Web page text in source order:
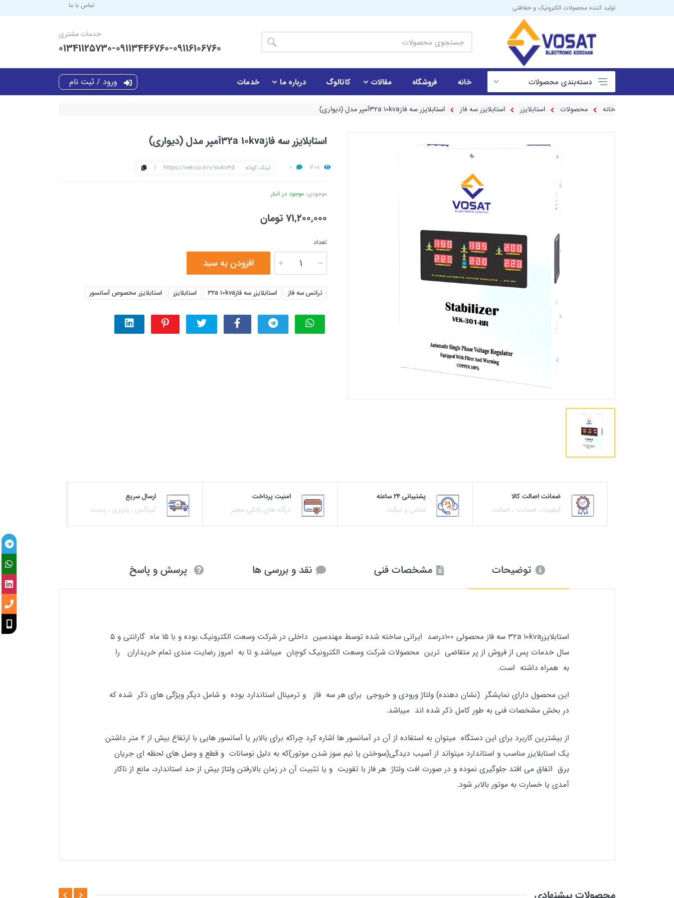
تولید کننده محصولات الکترونیک و حفاظتی تماس با ما
خدمات مشتری
01341125730-09113446760-09116106760
ای تی اس
دسته‌بندی‌ محصولات خانه فروشگاه مقالات کاتالوگ درباره ما خدمات ورود / ثبت نام
خانه محصولات استابلایزر استابلایزر سه فاز استابلایزر سه فاز32a 10kvaآمپر مدل (دیواری)
استابلایزر سه فاز32a 10kvaآمپر مدل (دیواری)
1208
0 لینک کوتاه https://vek-co.ir/v/s10kv3d
|
موجودی: موجود در انبار
71,200,000 تومان
تعداد
افزودن به سبد
ترانس سه فاز استابلایزر سه فاز32a 10kva استابلایزر استابلایزر مخصوص آسانسور
ضمانت اصالت کالا
کیفیت ، ضمانت ، اصالت
پشتیبانی 24 ساعته
تماس و تیکت
امنیت پرداخت
درگاه های بانکی معتبر
ارسال سریع
تیباکس ، باربری ، پست
توضیحات مشخصات فنی نقد و بررسی ها پرسش و پاسخ
استابلایزر32a 10kva سه فاز محصولی 100درصد ایرانی ساخته شده توسط مهندسین داخلی در شرکت وسعت الکترونیک بوده و با 15 ماه گارانتی و 5
سال خدمات پس از فروش از پر متقاضی ترین محصولات شرکت وسعت الکترونیک کوچان میباشد.و تا به امروز رضایت مندی تمام خریداران را
به همراه داشته است.
این محصول دارای نمایشگر (نشان دهنده) ولتاژ ورودی و خروجی برای هر سه فاز و ترمینال استاندارد بوده و شامل دیگر ویژگی های ذکر شده که
در بخش مشخصات فنی به طور کامل ذکر شده اند میباشد.
از بیشترین کاربرد برای این دستگاه میتوان به استفاده از آن در آسانسور ها اشاره کرد چراکه برای بالابر یا آسانسور هایی با ارتفاع بیش از 2 متر داشتن
یک استابلایزر مناسب و استاندارد میتواند از آسیب دیدگی(سوختن یا نیم سوز شدن موتور)که به دلیل نوسانات و قطع و وصل های لحظه ای جریان
برق اتفاق می افتد جلوگیری نموده و در صورت افت ولتاژ هر فاز با تقویت و یا تثبیت آن در زمان بالارفتن ولتاژ بیش از حد استاندارد، مانع از ناکار
آمدی یا خسارت به موتور بالابر شود.